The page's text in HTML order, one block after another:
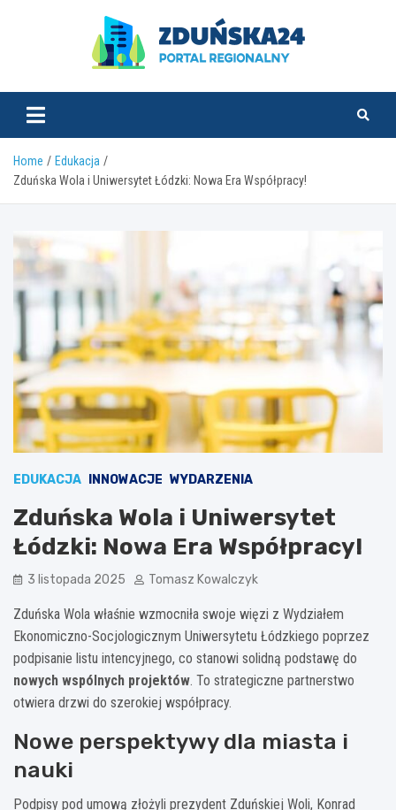
zdunska24.pl
Home
Edukacja
Zduńska Wola i Uniwersytet Łódzki: Nowa Era Współpracy!
EDUKACJA INNOWACJE WYDARZENIA
Zduńska Wola i Uniwersytet
Łódzki: Nowa Era Współpracy!
3 listopada 2025 Tomasz Kowalczyk
Zduńska Wola właśnie wzmocniła swoje więzi z Wydziałem
Ekonomiczno-Socjologicznym Uniwersytetu Łódzkiego poprzez
podpisanie listu intencyjnego, co stanowi solidną podstawę do
nowych wspólnych projektów. To strategiczne partnerstwo
otwiera drzwi do szerokiej współpracy.
Nowe perspektywy dla miasta i
nauki
Podpisy pod umową złożyli prezydent Zduńskiej Woli, Konrad